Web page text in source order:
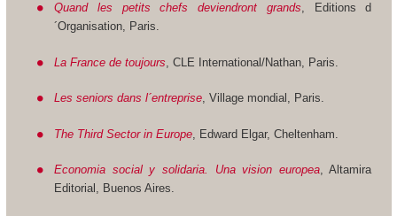
Quand les petits chefs deviendront grands, Editions d
´Organisation, Paris.
La France de toujours , CLE International/Nathan, Paris.
Les seniors dans l´entreprise, Village mondial, Paris.
The Third Sector in Europe , Edward Elgar, Cheltenham.
Economia social y solidaria. Una vision europea, Altamira
Editorial, Buenos Aires.